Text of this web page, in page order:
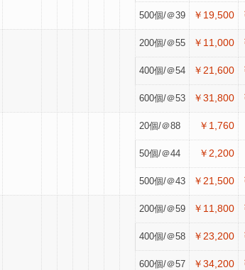
500個/＠39 ￥19,500
200個/＠55 ￥11,000
400個/＠54 ￥21,600
600個/＠53 ￥31,800
20個/＠88 ￥1,760
50個/＠44 ￥2,200
500個/＠43 ￥21,500
200個/＠59 ￥11,800
400個/＠58 ￥23,200
600個/＠57 ￥34,200